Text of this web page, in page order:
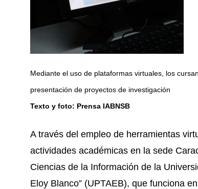
Mediante el uso de plataformas virtuales, los
presentación de proyectos de investigación
Texto y foto: Prensa IABNSB
A través del empleo de herramientas
actividades académicas en la sede
Ciencias de la Información de la
Eloy Blanco” (UPTAEB), que funciona